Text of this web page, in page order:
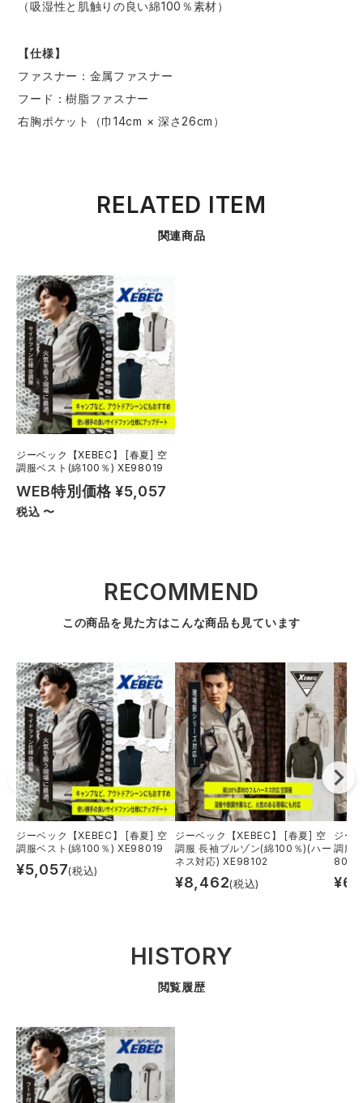
（吸湿性と肌触りの良い綿100％素材）
【仕様】
ファスナー：金属ファスナー
フード：樹脂ファスナー
右胸ポケット（巾14cm × 深さ26cm）
RELATED ITEM
関連商品
ジーベック【XEBEC】 [春夏] 空
調服ベスト(綿100％) XE98019
WEB特別価格¥5,057
税込 〜
RECOMMEND
この商品を見た方はこんな商品も見ています
ジーベック【XEBEC】 [春夏] 空
調服ベスト(綿100％) XE98019
¥5,057(税込)
ジーベック【XEBEC】 [春夏] 空
調服 長袖ブルゾン(綿100％)(ハー
ネス対応) XE98102
¥8,462(税込)
ジー
調服
8002
¥
HISTORY
閲覧履歴